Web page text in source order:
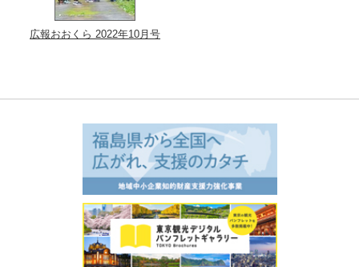
広報おおくら 2022年10月号